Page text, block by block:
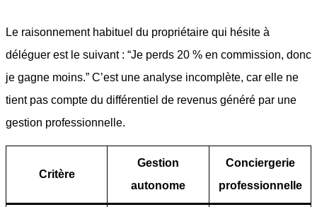
Le raisonnement habituel du propriétaire qui hésite à
déléguer est le suivant : “Je perds 20 % en commission, donc
je gagne moins.” C’est une analyse incomplète, car elle ne
tient pas compte du différentiel de revenus généré par une
gestion professionnelle.
Critère
Gestion
autonome
Conciergerie
professionnelle